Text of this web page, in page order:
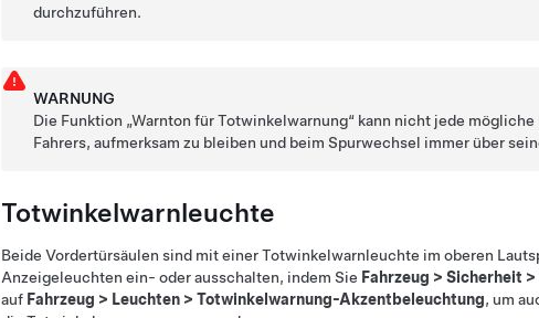
durchzuführen.
WARNUNG
Die Funktion „Warnton für Totwinkelwarnung“ kann nicht jede
Fahrers, aufmerksam zu bleiben und beim Spurwechsel immer über
Totwinkelwarnleuchte
Beide Vordertürsäulen sind mit einer Totwinkelwarnleuchte im oberen
Anzeigeleuchten ein- oder ausschalten, indem Sie Fahrzeug > Sicherheit >
auf Fahrzeug > Leuchten > Totwinkelwarnung-Akzentbeleuchtung, um